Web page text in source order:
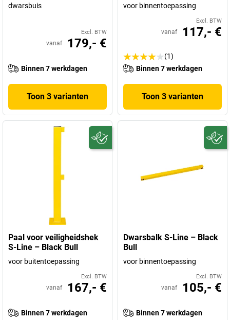
dwarsbuis
Excl. BTW
vanaf 179,- €
Binnen 7 werkdagen
Toon 3 varianten
voor binnentoepassing
Excl. BTW
vanaf 117,- €
(1)
Binnen 7 werkdagen
Toon 3 varianten
Paal voor veiligheidshek
S-Line – Black Bull
voor buitentoepassing
Excl. BTW
vanaf 167,- €
Binnen 7 werkdagen
Dwarsbalk S-Line – Black
Bull
voor binnentoepassing
Excl. BTW
vanaf 105,- €
Binnen 7 werkdagen